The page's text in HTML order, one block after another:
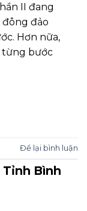
II đang
đảo
Hơn nữa,
từng bước
Để lại bình luận
Tỉnh Bình